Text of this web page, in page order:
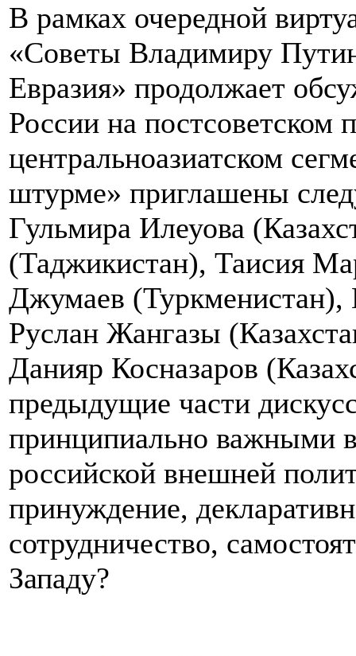
В рамках очередной
«Советы Владимиру
Евразия» продолжает
России на постсоветском
центральноазиатском
штурме» приглашены
Гульмира Илеуова
(Таджикистан), Таисия
Джумаев
Руслан Жангазы
Данияр Косназаров
предыдущие части
принципиально важными
российской внешней
принуждение,
сотрудничество,
Западу?